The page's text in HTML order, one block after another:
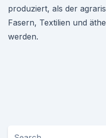
produziert, als der
Fasern, Textilien und
werden.